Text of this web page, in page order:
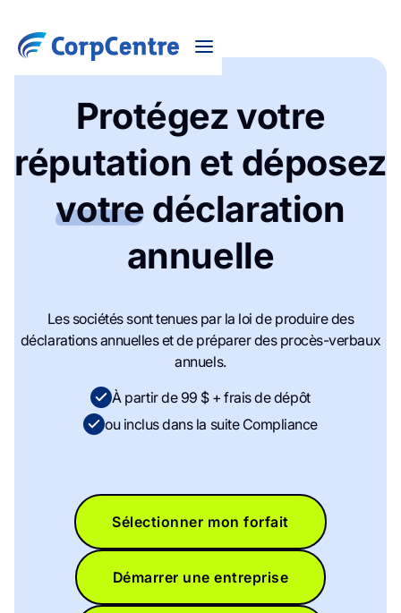
Protégez votre
réputation et déposez
votre déclaration
annuelle
Les sociétés sont tenues par la loi de produire des
déclarations annuelles et de préparer des procès-verbaux
annuels.
À partir de 99 $ + frais de dépôt
ou inclus dans la suite Compliance
Sélectionner mon forfait
Démarrer une entreprise